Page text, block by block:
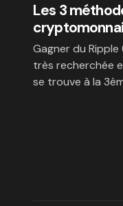
Les 3
Gagner du
très recherchée
se trouve à la